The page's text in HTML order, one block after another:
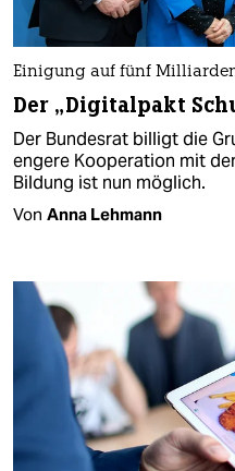
Einigung auf fünf
Der „Digitalpakt
Der Bundesrat billigt die
engere Kooperation mit
Bildung ist nun möglich.
Von Anna Lehmann